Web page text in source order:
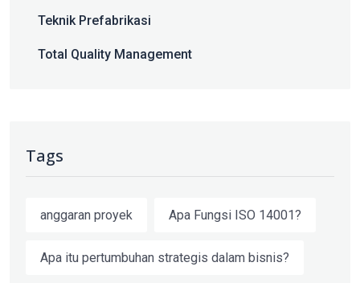
Teknik Prefabrikasi
Total Quality Management
Tags
anggaran proyek Apa Fungsi ISO 14001?
Apa itu pertumbuhan strategis dalam bisnis?